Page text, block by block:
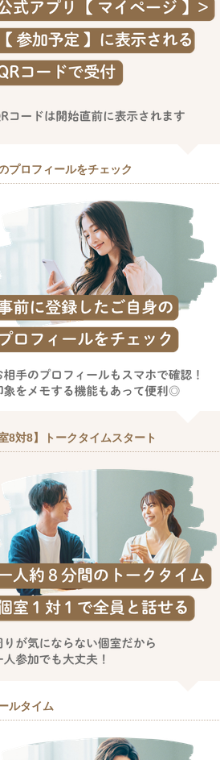
プロフィールをチェック
室8対8】トークタイムスタート
ルタイム